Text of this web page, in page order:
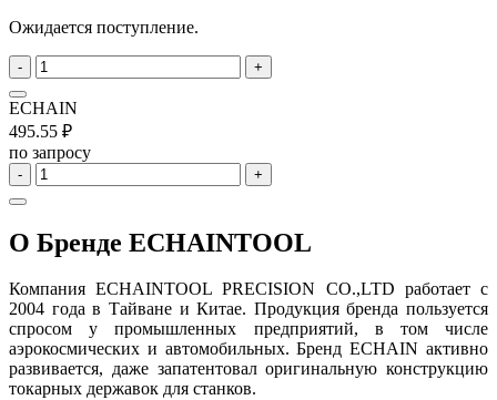
Ожидается поступление.
- +
ECHAIN
495.55 ₽
по запросу
- +
О Бренде ECHAINTOOL
Компания ECHAINTOOL PRECISION CO.,LTD работает с
2004 года в Тайване и Китае. Продукция бренда пользуется
спросом у промышленных предприятий, в том числе
аэрокосмических и автомобильных. Бренд ECHAIN активно
развивается, даже запатентовал оригинальную конструкцию
токарных державок для станков.